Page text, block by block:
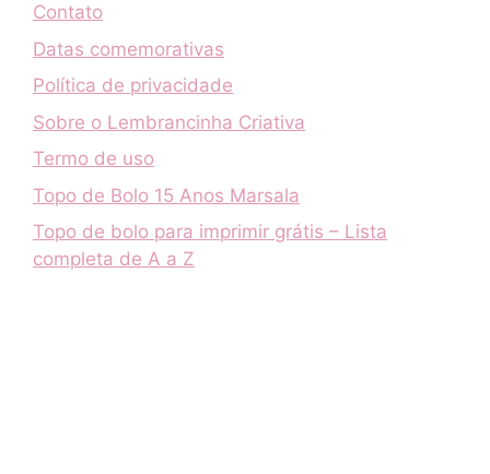
Contato
Datas comemorativas
Política de privacidade
Sobre o Lembrancinha Criativa
Termo de uso
Topo de Bolo 15 Anos Marsala
Topo de bolo para imprimir grátis – Lista
completa de A a Z